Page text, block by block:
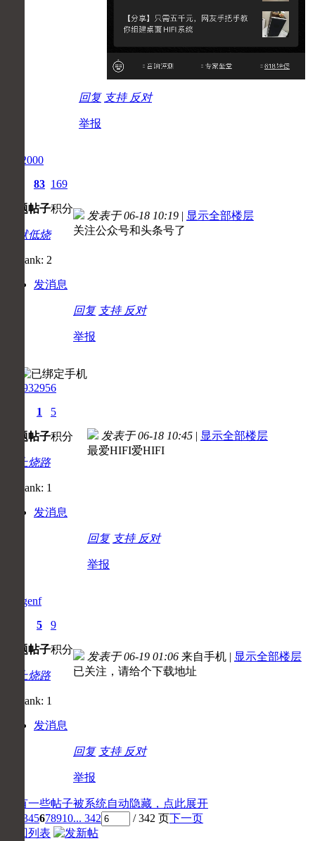
回复 支持 反对
举报
psp2000
主题
83
帖子
169
积分
默默低烧
发消息
发表于 06-18 10:19 | 显示全部楼层
关注公众号和头条号了
回复 支持 反对
举报
125932956
主题
1
帖子
5
积分
初上烧路
发消息
发表于 06-18 10:45 | 显示全部楼层
最爱HIFI爱HIFI
回复 支持 反对
举报
gaogenf
主题
5
帖子
9
积分
初上烧路
发消息
发表于 06-19 01:06 来自手机 | 显示全部楼层
已关注，请给个下载地址
回复 支持 反对
举报
还有一些帖子被系统自动隐藏，点此展开
345678910... 342 / 342 页下一页
返回列表